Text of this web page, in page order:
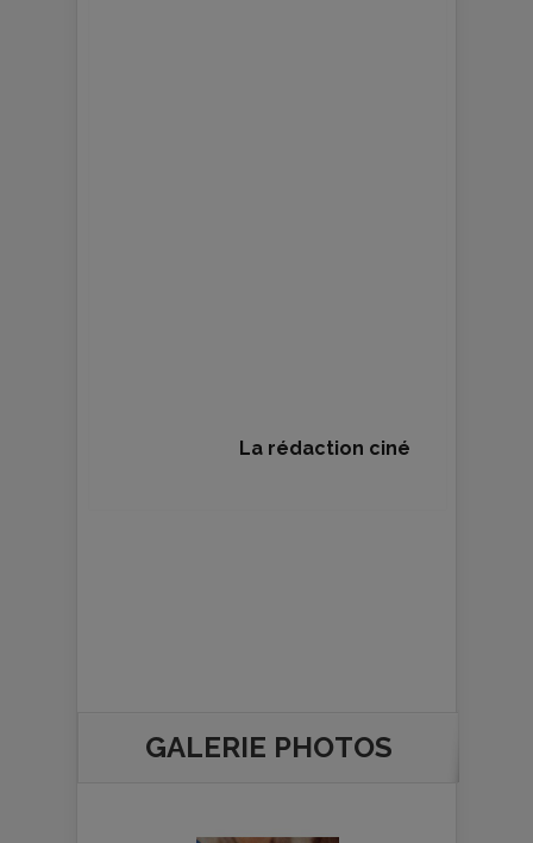
La rédaction ciné
GALERIE PHOTOS